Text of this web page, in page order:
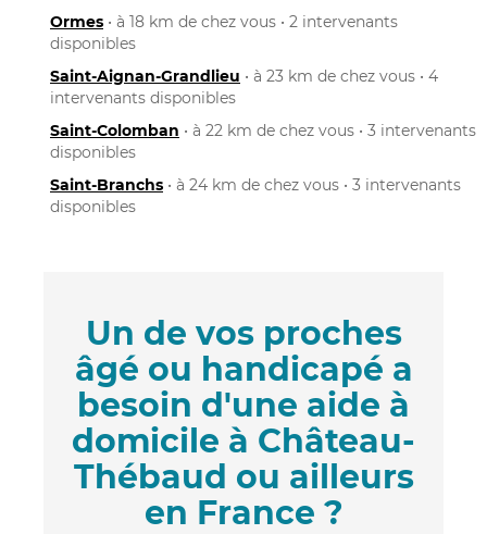
Ormes • à 18 km de chez vous • 2 intervenants
disponibles
Saint-Aignan-Grandlieu • à 23 km de chez vous • 4
intervenants disponibles
Saint-Colomban • à 22 km de chez vous • 3 intervenants
disponibles
Saint-Branchs • à 24 km de chez vous • 3 intervenants
disponibles
Un de vos proches
âgé ou handicapé a
besoin d'une aide à
domicile à Château-
Thébaud ou ailleurs
en France ?